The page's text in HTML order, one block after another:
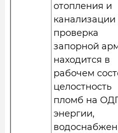
отопления и
проверка
запорной
находится в
рабочем
целостность
пломб на
энергии,